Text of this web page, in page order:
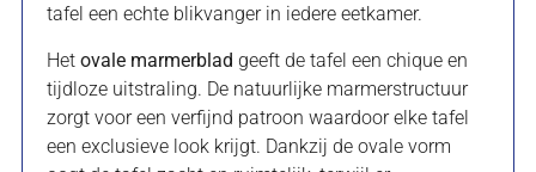
tafel een echte blikvanger in iedere eetkamer.
Het ovale marmerblad geeft de tafel een chique en
tijdloze uitstraling. De natuurlijke marmerstructuur
zorgt voor een verfijnd patroon waardoor elke tafel
een exclusieve look krijgt. Dankzij de ovale vorm